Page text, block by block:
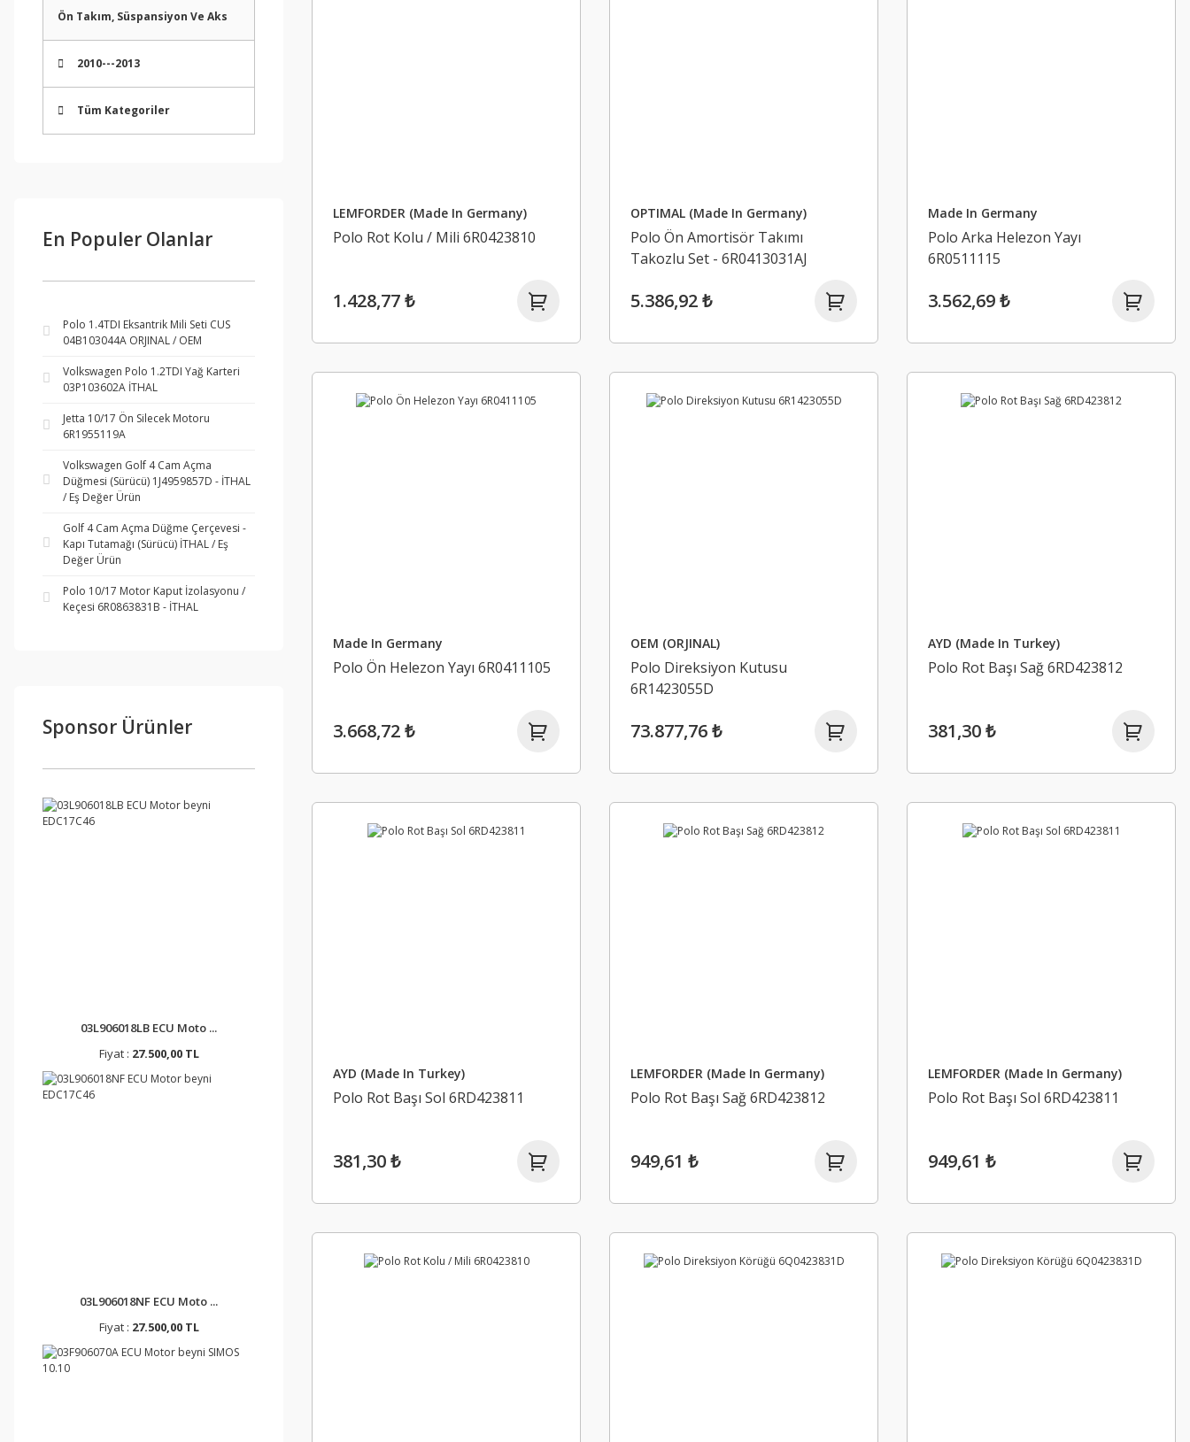
Ön Takım, Süspansiyon Ve Aks
2010---2013
Tüm Kategoriler
En Populer Olanlar
Polo 1.4TDI Eksantrik Mili Seti CUS
04B103044A ORJINAL / OEM
Volkswagen Polo 1.2TDI Yağ Karteri
03P103602A İTHAL
Jetta 10/17 Ön Silecek Motoru
6R1955119A
Volkswagen Golf 4 Cam Açma
Düğmesi (Sürücü) 1J4959857D - İTHAL
/ Eş Değer Ürün
Golf 4 Cam Açma Düğme Çerçevesi -
Kapı Tutamağı (Sürücü) İTHAL / Eş
Değer Ürün
Polo 10/17 Motor Kaput İzolasyonu /
Keçesi 6R0863831B - İTHAL
Sponsor Ürünler
03L906018LB ECU Moto ...
Fiyat : 27.500,00 TL
03L906018NF ECU Moto ...
Fiyat : 27.500,00 TL
LEMFORDER (Made In Germany)
Polo Rot Kolu / Mili 6R0423810
1.428,77 ₺
OPTIMAL (Made In Germany)
Polo Ön Amortisör Takımı
Takozlu Set - 6R0413031AJ
5.386,92 ₺
Made In Germany
Polo Arka Helezon Yayı
6R0511115
3.562,69 ₺
Made In Germany
Polo Ön Helezon Yayı 6R0411105
3.668,72 ₺
OEM (ORJINAL)
Polo Direksiyon Kutusu
6R1423055D
73.877,76 ₺
AYD (Made In Turkey)
Polo Rot Başı Sağ 6RD423812
381,30 ₺
AYD (Made In Turkey)
Polo Rot Başı Sol 6RD423811
381,30 ₺
LEMFORDER (Made In Germany)
Polo Rot Başı Sağ 6RD423812
949,61 ₺
LEMFORDER (Made In Germany)
Polo Rot Başı Sol 6RD423811
949,61 ₺